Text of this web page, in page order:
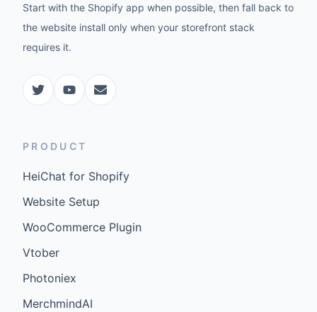
Start with the Shopify app when possible, then fall back to
the website install only when your storefront stack
requires it.
PRODUCT
HeiChat for Shopify
Website Setup
WooCommerce Plugin
Vtober
Photoniex
MerchmindAI